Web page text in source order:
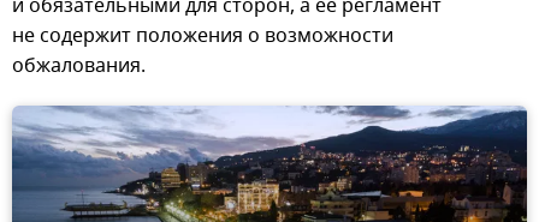
и обязательными для сторон, а ее регламент
не содержит положения о возможности
обжалования.